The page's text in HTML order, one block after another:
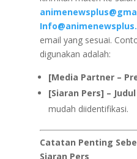
email yang sesuai.
digunakan adalah:
[Media Partner –
[Siaran Pers] – Judul
mudah diidentifikasi.
Catatan Penting
Siaran Pers